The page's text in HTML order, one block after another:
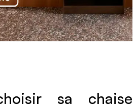
sa chaise